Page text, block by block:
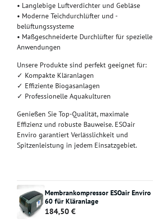
• Langlebige Luftverdichter und Gebläse
• Moderne Teichdurchlüfter und -
belüftungssysteme
• Maßgeschneiderte Durchlüfter für spezielle
Anwendungen
Unsere Produkte sind perfekt geeignet für:
✓ Kompakte Kläranlagen
✓ Effiziente Biogasanlagen
✓ Professionelle Aquakulturen
Genießen Sie Top-Qualität, maximale
Effizienz und robuste Bauweise. ESOair
Enviro garantiert Verlässlichkeit und
Spitzenleistung in jedem Einsatzgebiet.
Membrankompressor ESOair Enviro
60 für Kläranlage
184,50 €